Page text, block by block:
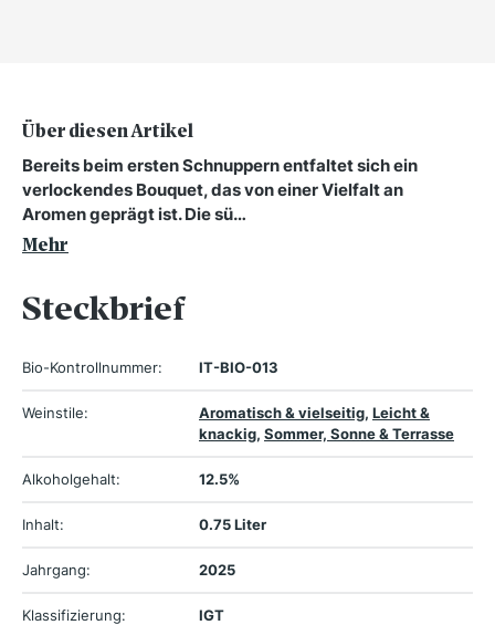
Über diesen Artikel
Bereits beim ersten Schnuppern entfaltet sich ein
verlockendes Bouquet, das von einer Vielfalt an
Aromen geprägt ist. Die sü…
Mehr
Steckbrief
Bio-Kontrollnummer: IT-BIO-013
Weinstile: Aromatisch & vielseitig, Leicht &
knackig, Sommer, Sonne & Terrasse
Alkoholgehalt: 12.5%
Inhalt: 0.75 Liter
Jahrgang: 2025
Klassifizierung: IGT